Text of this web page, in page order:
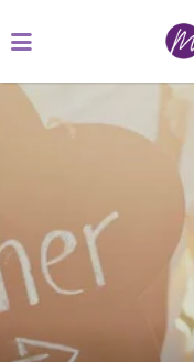
nach:
nach: